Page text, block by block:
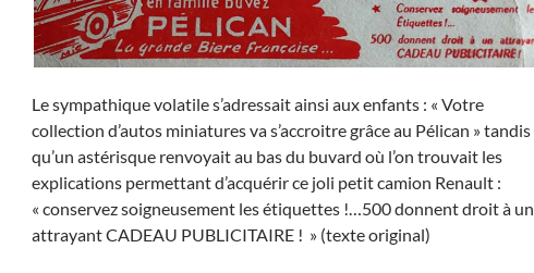
Le sympathique volatile s’adressait ainsi aux enfants : « Votre
collection d’autos miniatures va s’accroitre grâce au Pélican » tandis
qu’un astérisque renvoyait au bas du buvard où l’on trouvait les
explications permettant d’acquérir ce joli petit camion Renault :
« conservez soigneusement les étiquettes !…500 donnent droit à un
attrayant CADEAU PUBLICITAIRE ! » (texte original)